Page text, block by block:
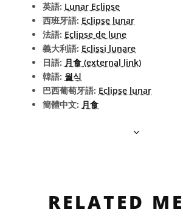
英語: Lunar Eclipse
西班牙語: Eclipse lunar
法語: Eclipse de lune
義大利語: Eclissi lunare
日語: 月食 (external link)
韓語: 월식
巴西葡萄牙語: Eclipse lunar
簡體中文: 月食
RELATED